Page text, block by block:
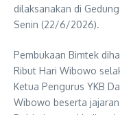
dilaksanakan di
Senin (22/6/2026).
Pembukaan Bimtek
Ribut Hari Wibowo
Ketua Pengurus YKB
Wibowo beserta